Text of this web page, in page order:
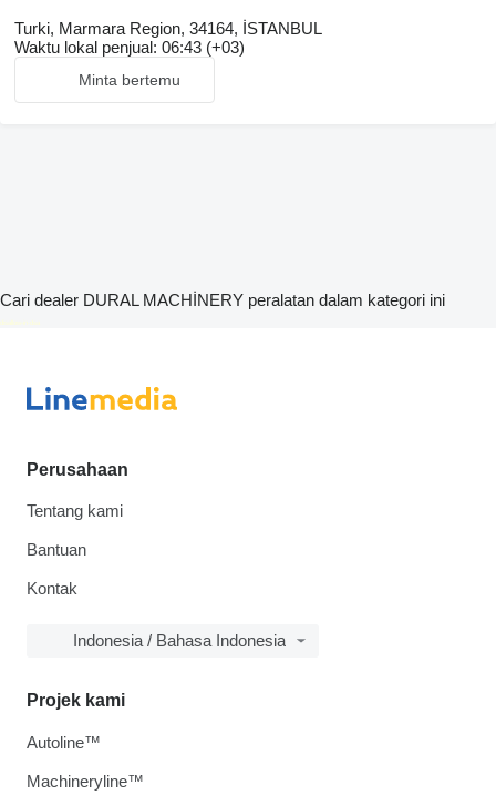
Turki, Marmara Region, 34164, İSTANBUL
Waktu lokal penjual: 06:43 (+03)
Minta bertemu
Cari dealer DURAL MACHİNERY peralatan dalam kategori ini
Perusahaan
Tentang kami
Bantuan
Kontak
Indonesia / Bahasa Indonesia
Projek kami
Autoline™
Machineryline™